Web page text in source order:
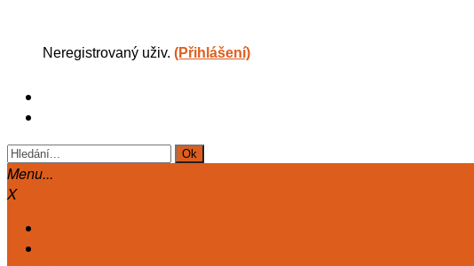
Neregistrovaný uživ. (Přihlášení)
Menu...
X